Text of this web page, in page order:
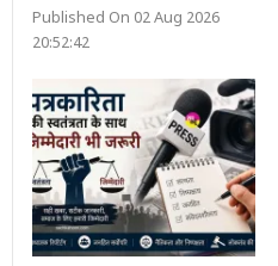
Published On 02 Aug 2026
20:52:42